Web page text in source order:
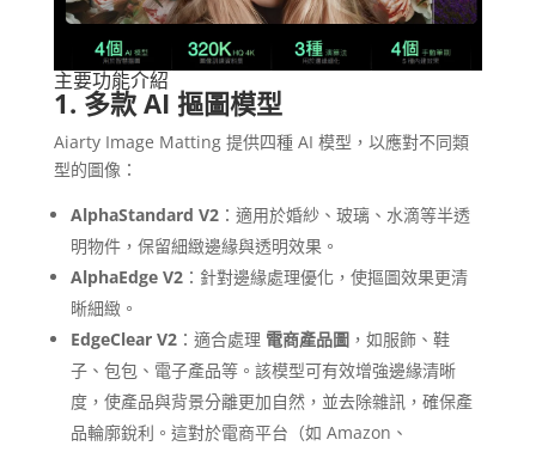
主要功能介紹
1. 多款 AI 摳圖模型
Aiarty Image Matting 提供四種 AI 模型，以應對不同類
型的圖像：
AlphaStandard V2：適用於婚紗、玻璃、水滴等半透
明物件，保留細緻邊緣與透明效果。
AlphaEdge V2：針對邊緣處理優化，使摳圖效果更清
晰細緻。
EdgeClear V2：適合處理 電商產品圖，如服飾、鞋
子、包包、電子產品等。該模型可有效增強邊緣清晰
度，使產品與背景分離更加自然，並去除雜訊，確保產
品輪廓銳利。這對於電商平台（如 Amazon、